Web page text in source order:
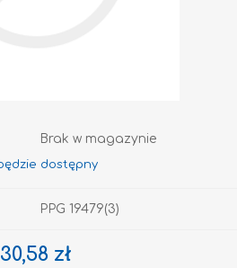
Brak w magazynie
PPG 19479(3)
30,58 zł